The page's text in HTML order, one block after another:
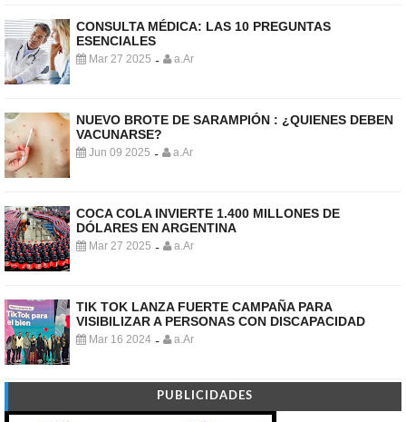
CONSULTA MÉDICA: LAS 10 PREGUNTAS
ESENCIALES
Mar 27 2025 - a.Ar
NUEVO BROTE DE SARAMPIÓN : ¿QUIENES DEBEN
VACUNARSE?
Jun 09 2025 - a.Ar
COCA COLA INVIERTE 1.400 MILLONES DE
DÓLARES EN ARGENTINA
Mar 27 2025 - a.Ar
TIK TOK LANZA FUERTE CAMPAÑA PARA
VISIBILIZAR A PERSONAS CON DISCAPACIDAD
Mar 16 2024 - a.Ar
PUBLICIDADES